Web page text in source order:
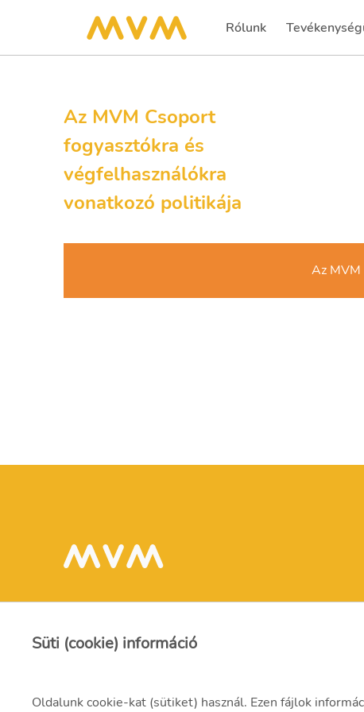
Rólunk
Az MVM Csoport
fogyasztókra és
végfelhasználókra
vonatkozó politikája
Az MVM
Süti (cookie) információ
Oldalunk cookie-kat (sütiket) használ. Ezen fájlok